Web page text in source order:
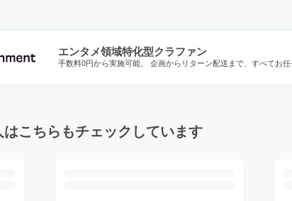
エンタメ領域特化型クラファン
手数料0円から実施可能。 企画からリターン配送まで、すべてお任
こちらもチェックしています